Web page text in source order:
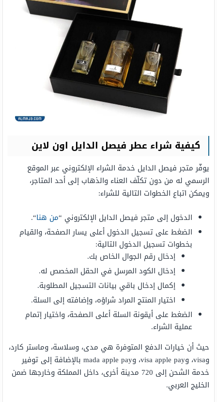
كيفية شراء عطر فيصل الدايل اون لاين
يوفّر متجر فيصل الدايل خدمة الشراء الإلكتروني عبر الموقع
الرسمي له من دون تكلّف العناء والذهاب إلى أحد المتاجر،
ويمكن اتباع الخطوات التالية للشراء:
الدخول إلى متجر فيصل الدايل الإلكتروني “من هنا“.
الضغط على تسجيل الدخول أعلى يسار الصفحة، والقيام
بخطوات تسجيل الدخول التالية:
إدخال رقم الجوال الخاص بك.
إدخال الكود المرسل في الحقل المخصص له.
إكمال إدخال باقي بيانات التسجيل المطلوبة.
اختيار المنتج المراد شراؤه، وإضافته إلى السلة.
الضغط على أيقونة السلة أعلى الصفحة، واختيار إتمام
عملية الشراء.
حيث أن خيارات الدفع المتوفرة هي مدى، وسلاسة، وماستر كارد،
وvisa، وvisa apple pay، وmada apple pay بالإضافة إلى توفير
خدمة الشحن إلى 720 مدينة أخرى، داخل المملكة وخارجها ضمن
الخليج العربي.